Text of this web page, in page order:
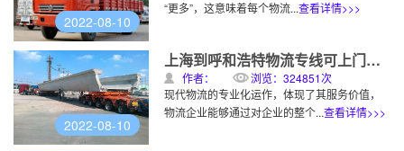
2022-08-10
“更多”，这意味着每个物流...查看详情>>>
2022-08-10
上海到呼和浩特物流专线可上门提货
作者：
浏览：324851次
现代物流的专业化运作，体现了其服务价值，
物流企业能够通过对企业的整个...查看详情>>>